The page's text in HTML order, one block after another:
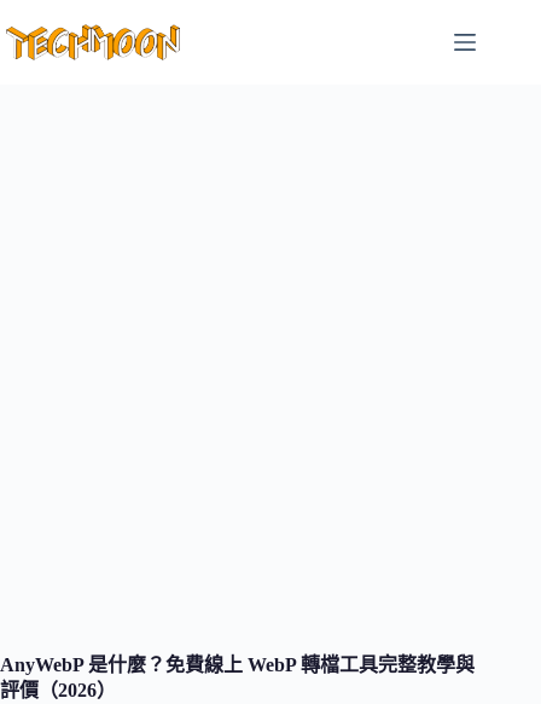
至
AnyWebP 是什麼？免費線上 WebP 轉檔工具完整教學與
評價（2026）